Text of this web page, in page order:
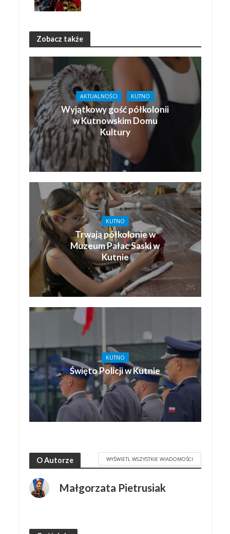
Zobacz także
AKTUALNOŚCI KUTNO
Wyjątkowy gość półkolonii
w Kutnowskim Domu
Kultury
KUTNO
Trwają półkolonie w
Muzeum Pałac Saski w
Kutnie
KUTNO
Święto Policji w Kutnie
O Autorze WYŚWIETL WSZYSTKIE WIADOMOŚCI
Małgorzata Pietrusiak